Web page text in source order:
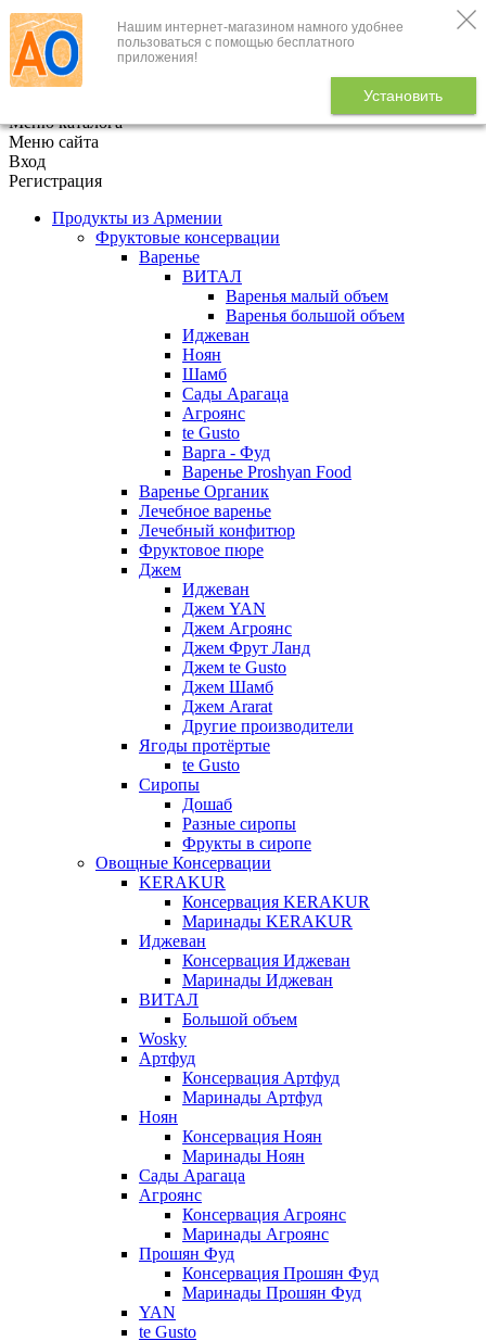
Нашим интернет-магазином намного удобнее
пользоваться с помощью бесплатного
приложения!
Установить
+7 (495) 646-888-1
В корзине
Меню каталога
Меню сайта
Вход
Регистрация
Продукты из Армении
Фруктовые консервации
Варенье
ВИТАЛ
Варенья малый объем
Варенья большой объем
Иджеван
Ноян
Шамб
Сады Арагаца
Агроянс
te Gusto
Варга - Фуд
Варенье Proshyan Food
Варенье Органик
Лечебное варенье
Лечебный конфитюр
Фруктовое пюре
Джем
Иджеван
Джем YAN
Джем Агроянс
Джем Фрут Ланд
Джем te Gusto
Джем Шамб
Джем Ararat
Другие производители
Ягоды протёртые
te Gusto
Сиропы
Дошаб
Разные сиропы
Фрукты в сиропе
Овощные Консервации
KERAKUR
Консервация KERAKUR
Маринады KERAKUR
Иджеван
Консервация Иджеван
Маринады Иджеван
ВИТАЛ
Большой объем
Wosky
Артфуд
Консервация Артфуд
Маринады Артфуд
Ноян
Консервация Ноян
Маринады Ноян
Сады Арагаца
Агроянс
Консервация Агроянс
Маринады Агроянс
Прошян Фуд
Консервация Прошян Фуд
Маринады Прошян Фуд
YAN
te Gusto